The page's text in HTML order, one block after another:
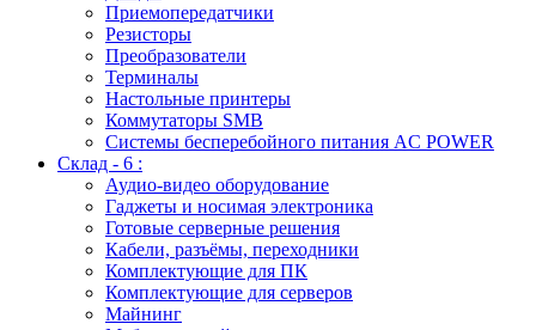
Приемопередатчики
Резисторы
Преобразователи
Терминалы
Настольные принтеры
Коммутаторы SMB
Системы бесперебойного питания AC POWER
Склад - 6 :
Аудио-видео оборудование
Гаджеты и носимая электроника
Готовые серверные решения
Кабели, разъёмы, переходники
Комплектующие для ПК
Комплектующие для серверов
Майнинг